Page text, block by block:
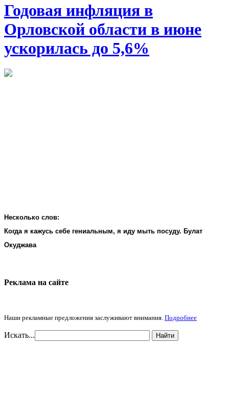
Годовая инфляция в
Орловской области в июне
ускорилась до 5,6%
Несколько слов:
Когда я кажусь себе гениальным, я иду мыть посуду. Булат
Окуджава
Реклама на cайте
Наши рекламные предложения заслуживают внимания. Подробнее
Искать... Найти